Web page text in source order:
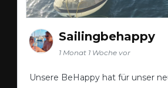
Sailingbehappy
1 Monat 1 Woche vor
Unsere BeHappy hat für unser